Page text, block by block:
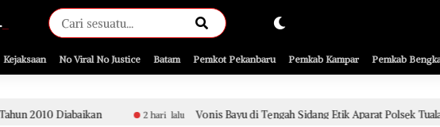
Kejaksaan No Viral No Justice Batam Pemkot Pekanbaru Pemkab Kampar Pemkab
2 hari lalu Vonis Bayu di Tengah Sidang Etik Aparat Polsek Tualang, Penanganan